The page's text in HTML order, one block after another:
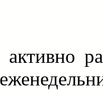
активно